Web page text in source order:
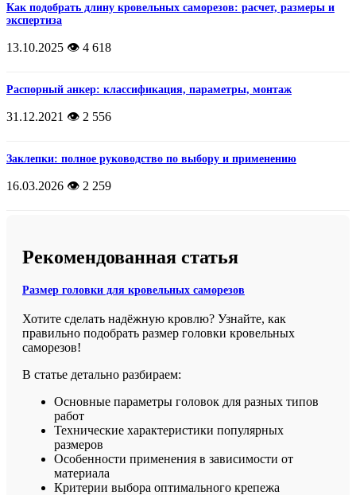
Как подобрать длину кровельных саморезов: расчет, размеры и
экспертиза
13.10.2025 👁️ 4 618
Распорный анкер: классификация, параметры, монтаж
31.12.2021 👁️ 2 556
Заклепки: полное руководство по выбору и применению
16.03.2026 👁️ 2 259
Рекомендованная статья
Размер головки для кровельных саморезов
Хотите сделать надёжную кровлю? Узнайте, как
правильно подобрать размер головки кровельных
саморезов!
В статье детально разбираем:
Основные параметры головок для разных типов
работ
Технические характеристики популярных
размеров
Особенности применения в зависимости от
материала
Критерии выбора оптимального крепежа